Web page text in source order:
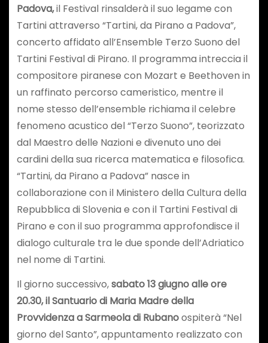
Padova,il Festival rinsalderà il suo legame con
Tartini attraverso “Tartini, da Pirano a Padova”,
concerto affidato all’Ensemble Terzo Suono del
Tartini Festival di Pirano. Il programma intreccia il
compositore piranese con Mozart e Beethoven in
un raffinato percorso cameristico, mentre il
nome stesso dell’ensemble richiama il celebre
fenomeno acustico del “Terzo Suono”, teorizzato
dal Maestro delle Nazioni e divenuto uno dei
cardini della sua ricerca matematica e filosofica.
“Tartini, da Pirano a Padova” nasce in
collaborazione con il Ministero della Cultura della
Repubblica di Slovenia e con il Tartini Festival di
Pirano e con il suo programma approfondisce il
dialogo culturale tra le due sponde dell’Adriatico
nel nome di Tartini.
Il giorno successivo,sabato 13 giugno alle ore
20.30, il Santuario di Maria Madre della
Provvidenza a Sarmeola di Rubanoospiterà “Nel
giorno del Santo”, appuntamento realizzato con